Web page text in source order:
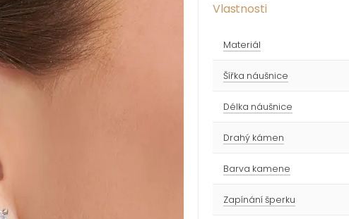
Vlastnosti
Materiál
Šířka náušnice
Délka náušnice
Drahý kámen
Barva kamene
Zapínání šperku